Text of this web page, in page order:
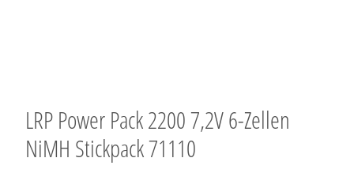
LRP Power Pack 2200 7,2V 6-Zellen
NiMH Stickpack 71110